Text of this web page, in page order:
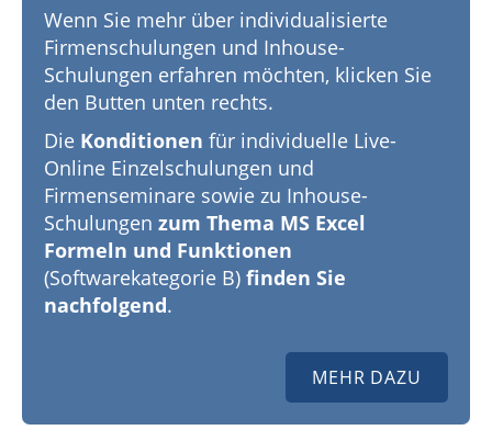
Wenn Sie mehr über individualisierte
Firmenschulungen und Inhouse-
Schulungen erfahren möchten, klicken Sie
den Butten unten rechts.
Die Konditionen für individuelle Live-
Online Einzelschulungen und
Firmenseminare sowie zu Inhouse-
Schulungen zum Thema MS Excel
Formeln und Funktionen
(Softwarekategorie B) finden Sie
nachfolgend.
MEHR DAZU